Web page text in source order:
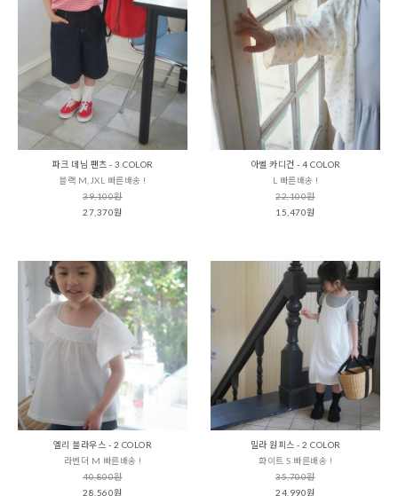
파크 데님 팬츠 - 3 COLOR
블랙 M,JXL 빠른배송 !
39,100원
27,370원
아벨 카디건 - 4 COLOR
L 빠른배송 !
22,100원
15,470원
엘리 블라우스 - 2 COLOR
라벤더 M 빠른배송 !
40,800원
28,560원
밀라 원피스 - 2 COLOR
화이트 S 빠른배송 !
35,700원
24,990원